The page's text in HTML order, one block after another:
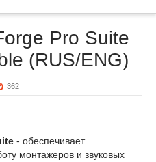
Pro Suite
(RUS/ENG)
362
- обеспечивает
монтажеров и звуковых